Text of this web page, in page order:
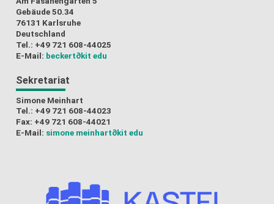
Gebäude 50.34
76131 Karlsruhe
Deutschland
Tel.: +49 721 608-44025
E-Mail: beckert∂kit edu
Sekretariat
Simone Meinhart
Tel.: +49 721 608-44023
Fax: +49 721 608-44021
E-Mail: simone meinhart∂kit edu